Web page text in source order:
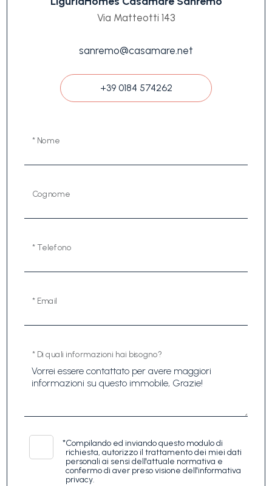
Via Matteotti 143
sanremo@casamare.net
+39 0184 574262
* Nome
Cognome
* Telefono
* Email
* Di quali informazioni hai bisogno?
*Compilando ed inviando questo modulo di
richiesta, autorizzo il trattamento dei miei dati
personali ai sensi dell'attuale normativa e
confermo di aver preso visione dell'informativa
privacy.